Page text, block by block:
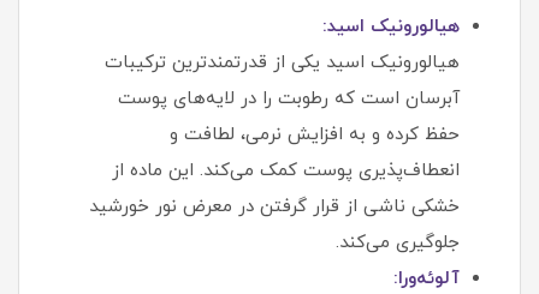
هیالورونیک اسید:
هیالورونیک اسید یکی از قدرتمندترین ترکیبات
آبرسان است که رطوبت را در لایه‌های پوست
حفظ کرده و به افزایش نرمی، لطافت و
انعطاف‌پذیری پوست کمک می‌کند. این ماده از
خشکی ناشی از قرار گرفتن در معرض نور خورشید
جلوگیری می‌کند.
آلوئه‌ورا: